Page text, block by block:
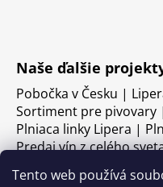
Tento web používá
Naše ďalšie
Pobočka v Česku |
Sortiment pre pivovary
Plniaca linky Lipera |
Predaj vín z celého